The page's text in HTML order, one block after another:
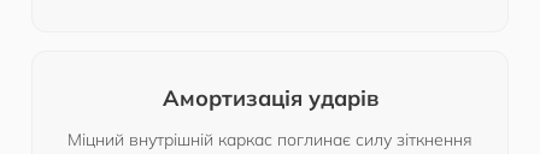
Амортизація ударів
Міцний внутрішній каркас поглинає силу зіткнення